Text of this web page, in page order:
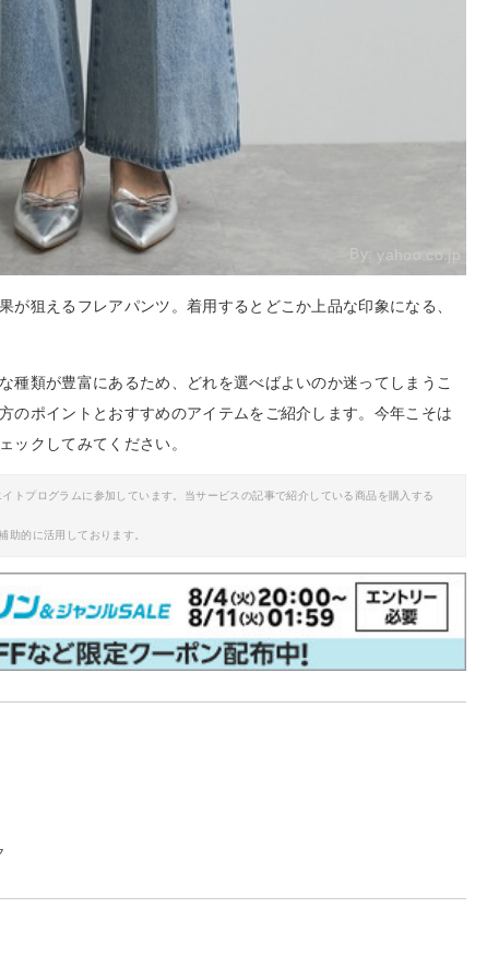
By: yahoo.co.jp
が狙えるフレアパンツ。着用するとどこか上品な印象になる、
種類が豊富にあるため、どれを選べばよいのか迷ってしまうこ
のポイントとおすすめのアイテムをご紹介します。今年こそは
ックしてみてください。
トプログラムに参加しています。当サービスの記事で紹介している商品を購入する
的に活用しております。